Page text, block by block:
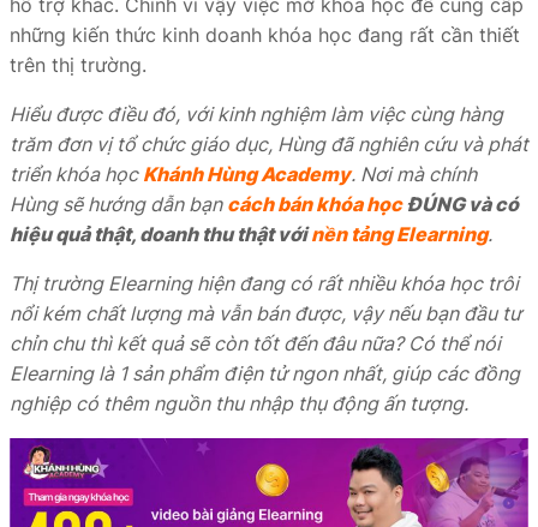
hỗ trợ khác. Chính vì vậy việc mở khóa học để cung cấp
những kiến thức kinh doanh khóa học đang rất cần thiết
trên thị trường.
Hiểu được điều đó, với kinh nghiệm làm việc cùng hàng
trăm đơn vị tổ chức giáo dục, Hùng đã nghiên cứu và phát
triển khóa học Khánh Hùng Academy. Nơi mà chính
Hùng sẽ hướng dẫn bạn cách bán khóa học ĐÚNG và có
hiệu quả thật, doanh thu thật vớinền tảng Elearning.
Thị trường Elearning hiện đang có rất nhiều khóa học trôi
nổi kém chất lượng mà vẫn bán được, vậy nếu bạn đầu tư
chỉn chu thì kết quả sẽ còn tốt đến đâu nữa? Có thể nói
Elearning là 1 sản phẩm điện tử ngon nhất, giúp các đồng
nghiệp có thêm nguồn thu nhập thụ động ấn tượng.